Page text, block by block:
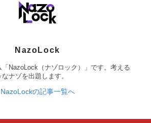
NazoLock
NazoLock（ナゾロック）」です。考える
ナゾを出題します。
NazoLockの記事一覧へ